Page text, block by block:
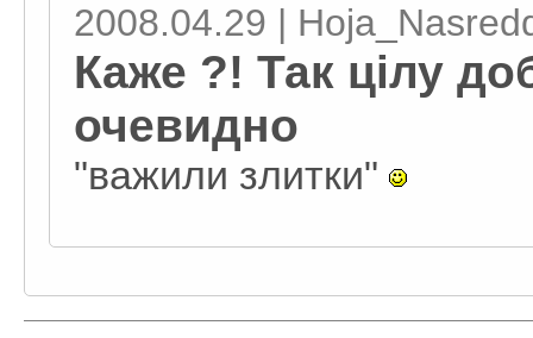
2008.04.29 |
Каже ?! Так цілу
очевидно
"важили злитки"